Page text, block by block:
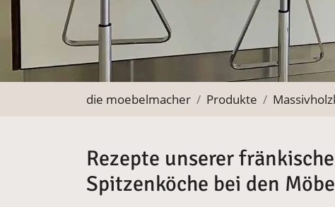
die moebelmacher Produkte
Rezepte unserer
Spitzenköche bei den